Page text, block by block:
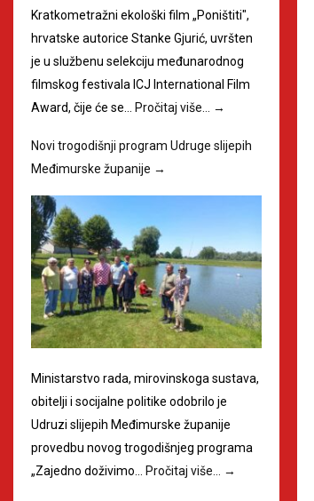
Kratkometražni ekološki film „Poništiti",
hrvatske autorice Stanke Gjurić, uvršten
je u službenu selekciju međunarodnog
filmskog festivala ICJ International Film
Award, čije će se… Pročitaj više… →
Novi trogodišnji program Udruge slijepih
Međimurske županije →
Ministarstvo rada, mirovinskoga sustava,
obitelji i socijalne politike odobrilo je
Udruzi slijepih Međimurske županije
provedbu novog trogodišnjeg programa
„Zajedno doživimo… Pročitaj više… →